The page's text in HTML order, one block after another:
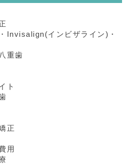
Invisalign(インビザライン)・
重歯
ト
正
用